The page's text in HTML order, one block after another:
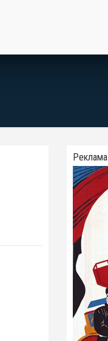
Реклама